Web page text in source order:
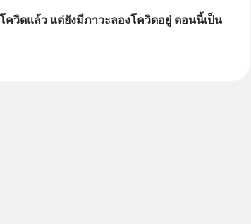
ควิดแล้ว แต่ยังมีภาวะลองโควิดอยู่ ตอนนี้เป็น